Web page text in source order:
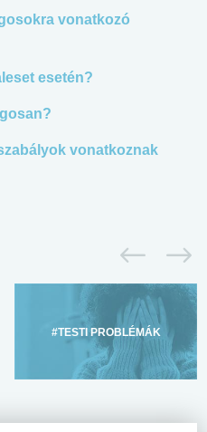
vonatkozó
esetén?
vonatkoznak
#TESTI PROBLÉMÁK